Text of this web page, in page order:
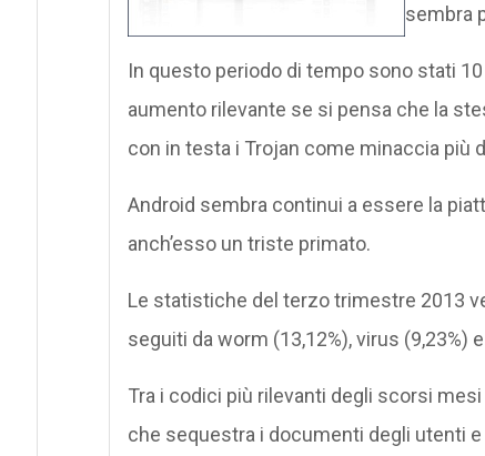
sembra
In questo periodo di tempo sono stati
aumento rilevante se si pensa che la
con in testa i Trojan come minaccia più
Android sembra continui a essere la
anch’esso un triste primato.
Le statistiche del terzo trimestre 2013
seguiti da worm (13,12%), virus (9,23%)
Tra i codici più rilevanti degli scorsi
che sequestra i documenti degli utenti